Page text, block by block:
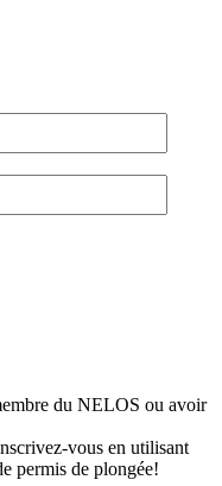
du NELOS ou avoir
vous en utilisant
permis de plongée!